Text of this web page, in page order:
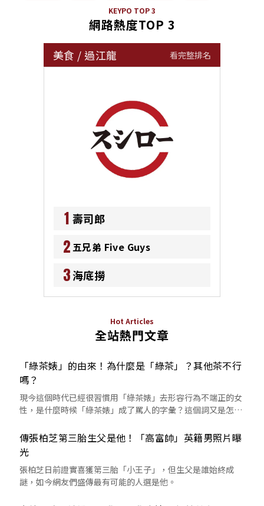
KEYPO TOP 3
網路熱度TOP 3
美食 / 過江龍 看完整排名
1 壽司郎
2五兄弟 Five Guys
3海底撈
Hot Articles
全站熱門文章
「綠茶婊」的由來！為什麼是「綠茶」？其他茶不行
嗎？
現今這個時代已經很習慣用「綠茶婊」去形容行為不端正的女
性，是什麼時候「綠茶婊」成了罵人的字彙？這個詞又是怎麼
傳張柏芝第三胎生父是他！「高富帥」英籍男照片曝
光
張柏芝日前證實喜獲第三胎「小王子」，但生父是誰始終成
謎，如今網友們盛傳最有可能的人選是他。